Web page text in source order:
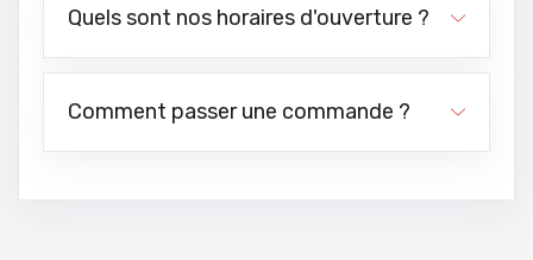
Quels sont nos horaires d'ouverture ?
Comment passer une commande ?